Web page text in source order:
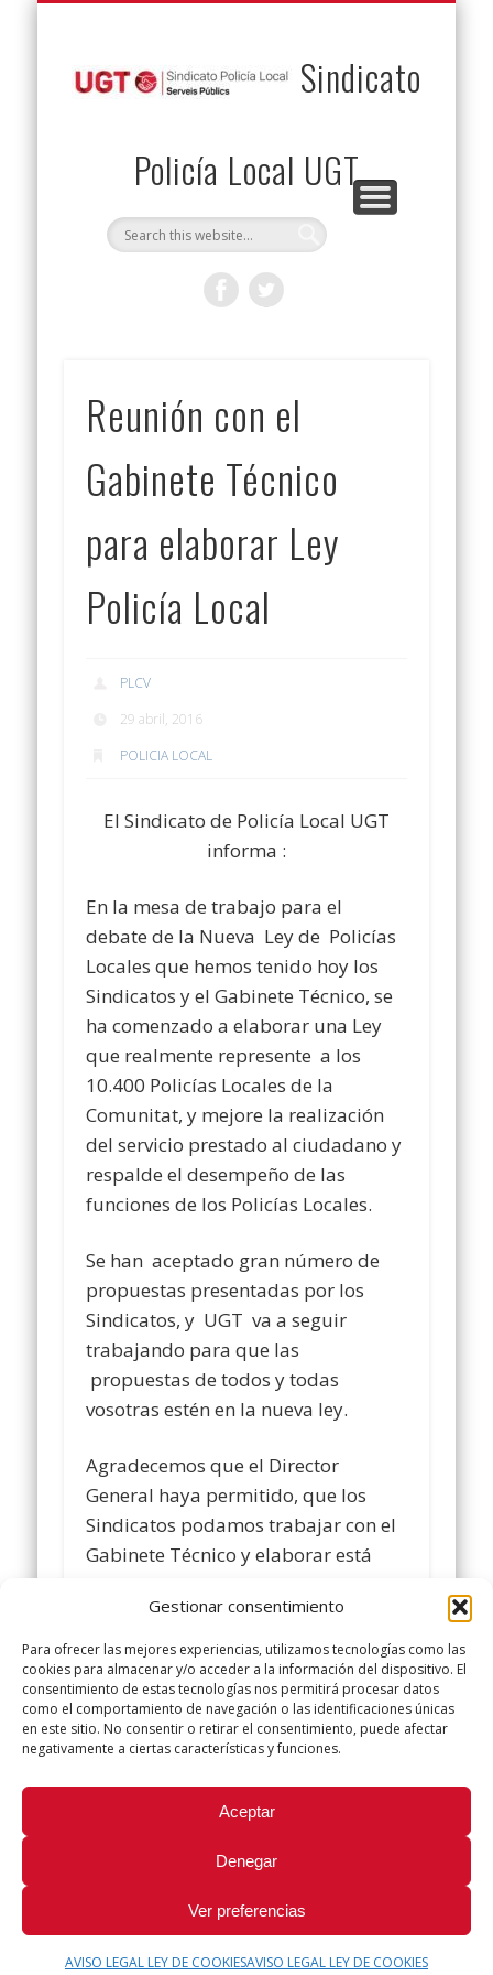
Gestionar consentimiento
Para ofrecer las mejores experiencias, utilizamos tecnologías como las
cookies para almacenar y/o acceder a la información del dispositivo. El
consentimiento de estas tecnologías nos permitirá procesar datos
como el comportamiento de navegación o las identificaciones únicas
en este sitio. No consentir o retirar el consentimiento, puede afectar
negativamente a ciertas características y funciones.
Aceptar
Denegar
Ver preferencias
AVISO LEGAL LEY DE COOKIESAVISO LEGAL LEY DE COOKIES
Sindicato
Policía Local UGT
Reunión con el
Gabinete Técnico
para elaborar Ley
Policía Local
PLCV
29 abril, 2016
POLICIA LOCAL
El Sindicato de Policía Local UGT
informa :
En la mesa de trabajo para el
debate de la Nueva Ley de Policías
Locales que hemos tenido hoy los
Sindicatos y el Gabinete Técnico, se
ha comenzado a elaborar una Ley
que realmente represente a los
10.400 Policías Locales de la
Comunitat, y mejore la realización
del servicio prestado al ciudadano y
respalde el desempeño de las
funciones de los Policías Locales.
Se han aceptado gran número de
propuestas presentadas por los
Sindicatos, y UGT va a seguir
trabajando para que las
propuestas de todos y todas
vosotras estén en la nueva ley.
Agradecemos que el Director
General haya permitido, que los
Sindicatos podamos trabajar con el
Gabinete Técnico y elaborar está
OS mantendremos informados de
todas las reuniones que
mantengamos, siendo la próxima el
día cuatro.
Did you like this article? Share it with your friends!
© 2026 Sindicato Policía Local UGT